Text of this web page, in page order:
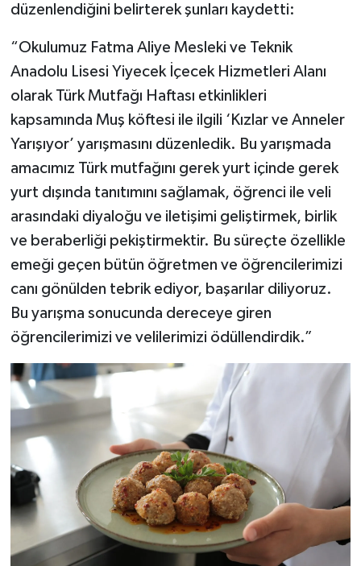
düzenlendiğini belirterek şunları kaydetti:
“Okulumuz Fatma Aliye Mesleki ve Teknik
Anadolu Lisesi Yiyecek İçecek Hizmetleri Alanı
olarak Türk Mutfağı Haftası etkinlikleri
kapsamında Muş köftesi ile ilgili ‘Kızlar ve Anneler
Yarışıyor’ yarışmasını düzenledik. Bu yarışmada
amacımız Türk mutfağını gerek yurt içinde gerek
yurt dışında tanıtımını sağlamak, öğrenci ile veli
arasındaki diyaloğu ve iletişimi geliştirmek, birlik
ve beraberliği pekiştirmektir. Bu süreçte özellikle
emeği geçen bütün öğretmen ve öğrencilerimizi
canı gönülden tebrik ediyor, başarılar diliyoruz.
Bu yarışma sonucunda dereceye giren
öğrencilerimizi ve velilerimizi ödüllendirdik.”